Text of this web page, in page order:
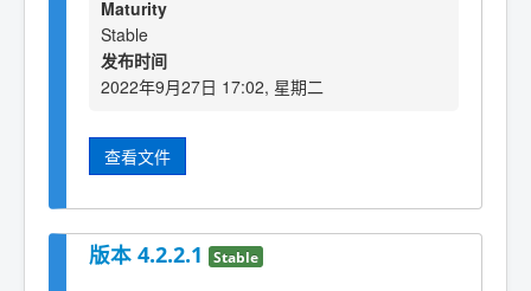
Maturity
Stable
发布时间
2022年9月27日 17:02, 星期二
查看文件
版本 4.2.2.1 Stable